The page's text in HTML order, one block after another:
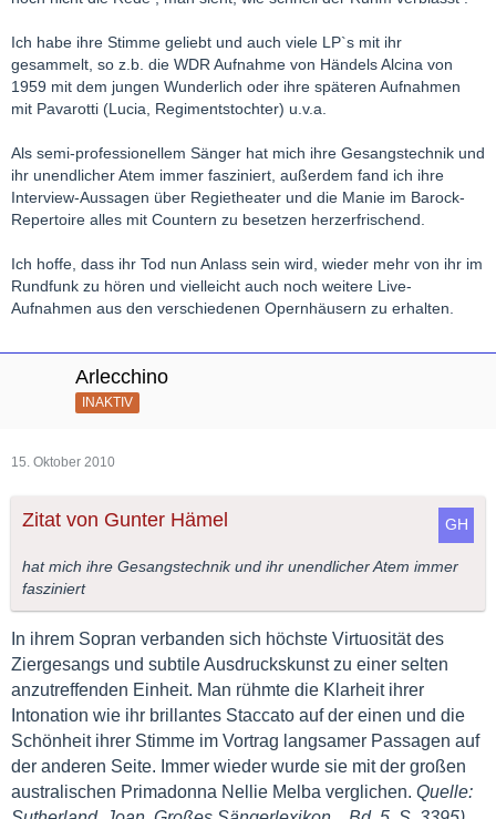
Ich habe ihre Stimme geliebt und auch viele LP`s mit ihr
gesammelt, so z.b. die WDR Aufnahme von Händels Alcina von
1959 mit dem jungen Wunderlich oder ihre späteren Aufnahmen
mit Pavarotti (Lucia, Regimentstochter) u.v.a.
Als semi-professionellem Sänger hat mich ihre Gesangstechnik und
ihr unendlicher Atem immer fasziniert, außerdem fand ich ihre
Interview-Aussagen über Regietheater und die Manie im Barock-
Repertoire alles mit Countern zu besetzen herzerfrischend.
Ich hoffe, dass ihr Tod nun Anlass sein wird, wieder mehr von ihr im
Rundfunk zu hören und vielleicht auch noch weitere Live-
Aufnahmen aus den verschiedenen Opernhäusern zu erhalten.
Arlecchino
INAKTIV
15. Oktober 2010
Zitat von Gunter Hämel
hat mich ihre Gesangstechnik und ihr unendlicher Atem immer
fasziniert
In ihrem Sopran verbanden sich höchste Virtuosität des
Ziergesangs und subtile Ausdruckskunst zu einer selten
anzutreffenden Einheit. Man rühmte die Klarheit ihrer
Intonation wie ihr brillantes Staccato auf der einen und die
Schönheit ihrer Stimme im Vortrag langsamer Passagen auf
der anderen Seite. Immer wieder wurde sie mit der großen
australischen Primadonna Nellie Melba verglichen. Quelle: